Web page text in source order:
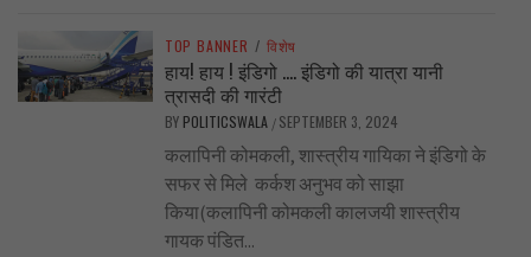
TOP BANNER / विशेष
हाय! हाय ! इंडिगो …. इंडिगो की यात्रा यानी
त्रासदी की गारंटी
BY POLITICSWALA / SEPTEMBER 3, 2024
कलापिनी कोमकली, शास्त्रीय गायिका ने इंडिगो के
सफर से मिले कर्कश अनुभव को साझा
किया(कलापिनी कोमकली कालजयी शास्त्रीय
गायक पंडित...